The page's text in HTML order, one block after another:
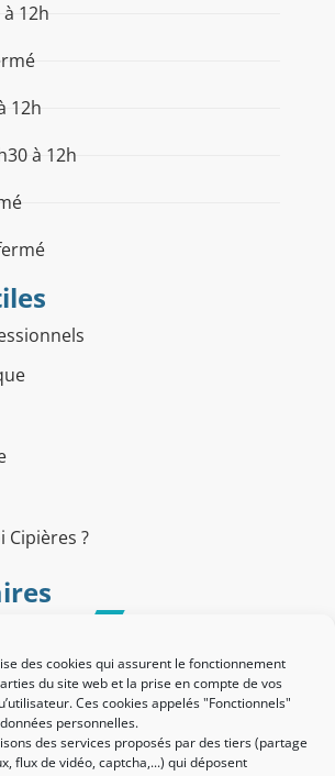
des cookies qui assurent le fonctionnement
du site web et la prise en compte de vos
Ces cookies appelés "Fonctionnels"
personnelles.
des services proposés par des tiers (partage
flux de vidéo, captcha,...) qui déposent
12h
12h
à 12h
Cipières ?